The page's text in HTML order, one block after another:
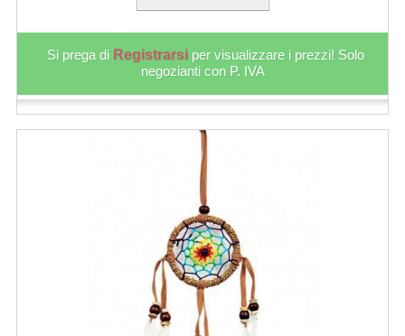
Si prega di Registrarsi per visualizzare i prezzi! Solo
negozianti con P. IVA